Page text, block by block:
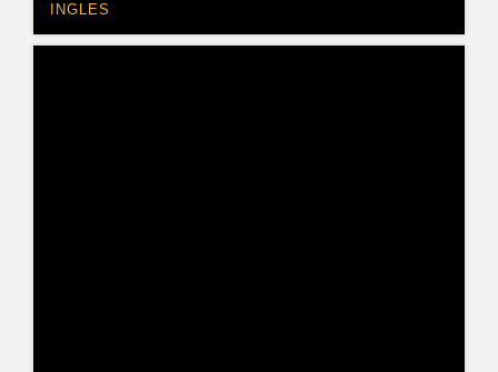
INGLES